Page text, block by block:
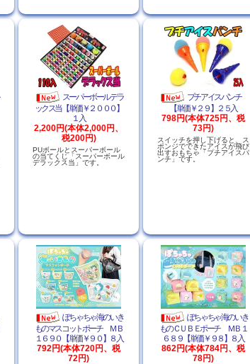
スーパーボールデラ
ックス当【単価￥２０００】
１入
2,200円(本体2,000円、
税200円)
PUボールとスーパーボール
の当てくじ「スーパーボール
デラックス当」です。
プチアイスパンチ
【単価￥２９】２５入
798円(本体725円、税
73円)
スイッチを押し下げると、ス
ポンジでできたアイスが飛び
出すおもちゃ「プチアイスパ
ンチ」です。
ぽちゃちゃ海のいき
ものマスコットポーチ ＭＢ
１６９０【単価￥９０】８入
792円(本体720円、税
72円)
ぽちゃちゃ海のいき
ものＣＵＢＥポーチ ＭＢ１
６８９【単価￥９８】８入
862円(本体784円、税
78円)